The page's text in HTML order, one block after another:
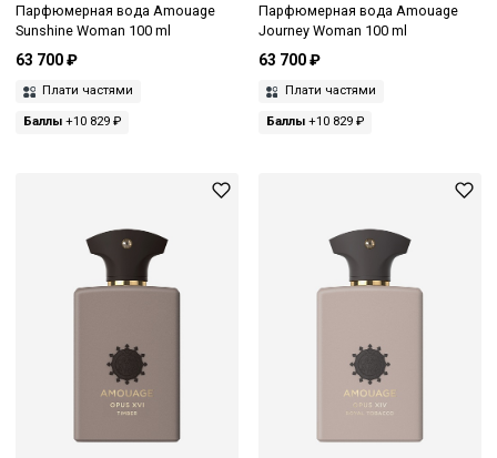
Парфюмерная вода Amouage
Sunshine Woman 100 ml
63 700 ₽
Плати частями
Баллы +10 829 ₽
Парфюмерная вода Amouage
Journey Woman 100 ml
63 700 ₽
Плати частями
Баллы+10 829 ₽